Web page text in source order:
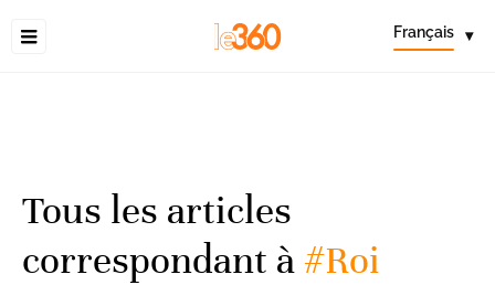
Français ▾
Tous les articles
correspondant à#Roi